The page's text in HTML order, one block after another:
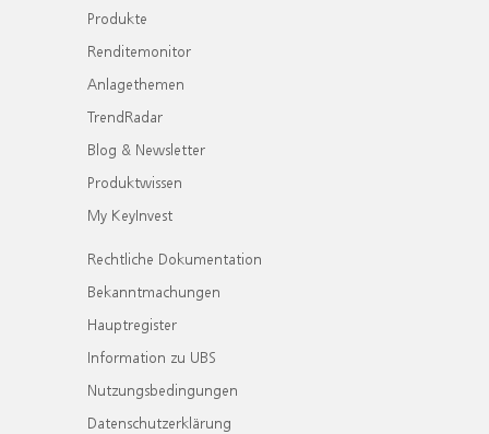
Produkte
Renditemonitor
Anlagethemen
TrendRadar
Blog & Newsletter
Produktwissen
My KeyInvest
Rechtliche Dokumentation
Bekanntmachungen
Hauptregister
Information zu UBS
Nutzungsbedingungen
Datenschutzerklärung